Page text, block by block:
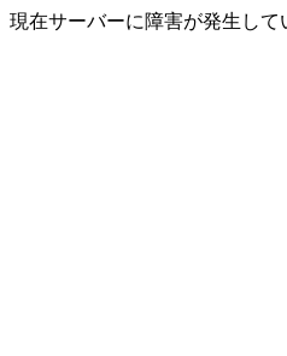
現在サーバーに障害が発生し